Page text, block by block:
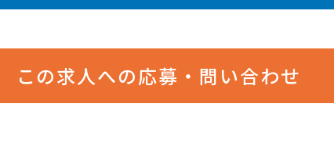
この求人への応募・問い合わせ